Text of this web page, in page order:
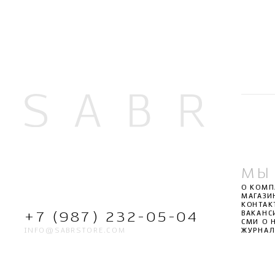
+7 (987) 232-05-04
INFO@SABRSTORE.COM
МЫ
О
СМИ О
ЖУРНАЛ